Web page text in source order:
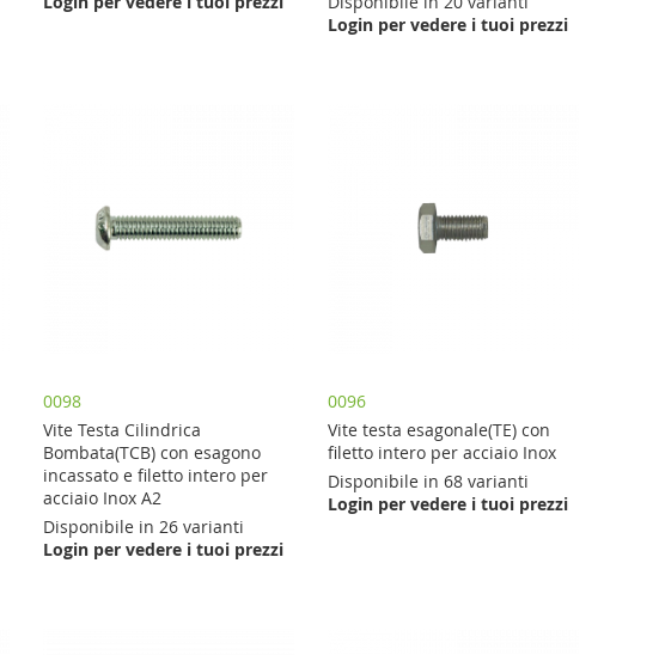
Login per vedere i tuoi prezzi
0098
Vite Testa Cilindrica
Bombata(TCB) con esagono
incassato e filetto intero per
acciaio Inox A2
Disponibile in 26 varianti
Login per vedere i tuoi prezzi
0096
Vite testa esagonale(TE) con
filetto intero per acciaio Inox
Disponibile in 68 varianti
Login per vedere i tuoi prezzi